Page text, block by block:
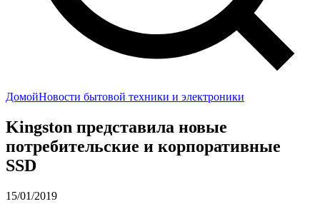
ДомойНовости бытовой техники и электроники
Kingston представила новые
потребительские и корпоративные
SSD
15/01/2019